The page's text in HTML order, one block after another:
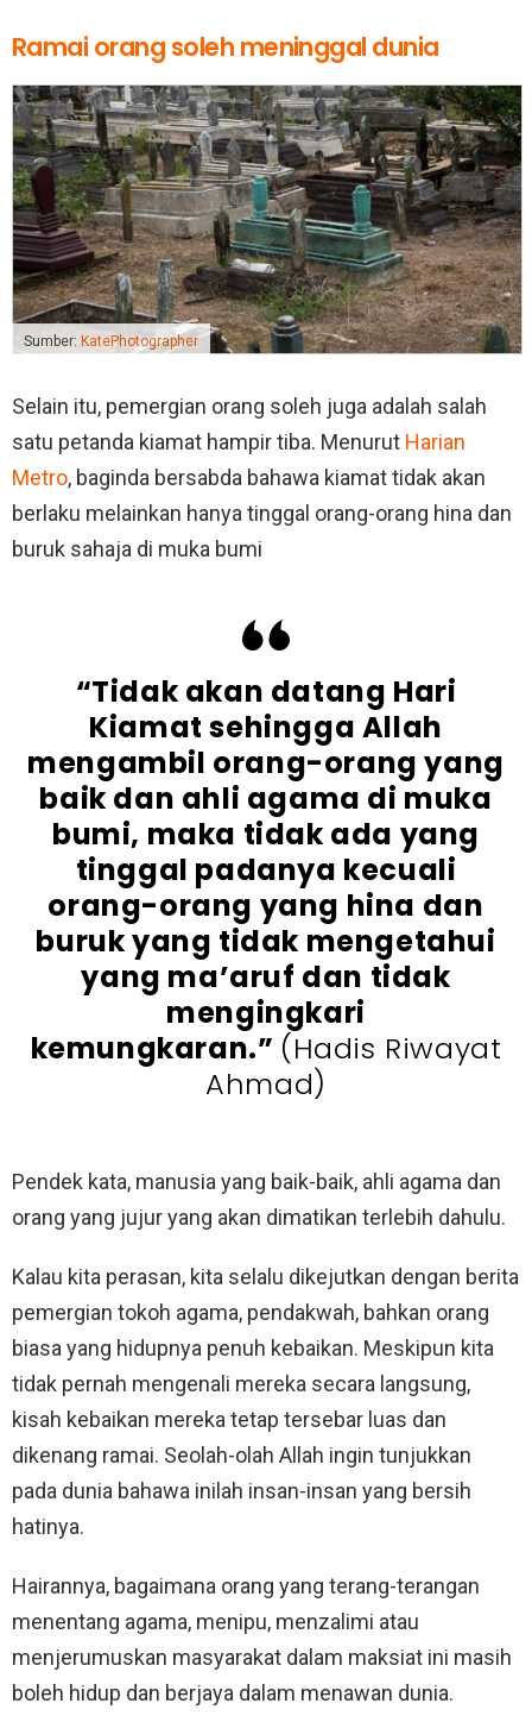
Ramai orang soleh meninggal dunia
Sumber: KatePhotographer
Selain itu, pemergian orang soleh juga adalah salah
satu petanda kiamat hampir tiba. Menurut Harian
Metro, baginda bersabda bahawa kiamat tidak akan
berlaku melainkan hanya tinggal orang-orang hina dan
buruk sahaja di muka bumi
“Tidak akan datang Hari
Kiamat sehingga Allah
mengambil orang-orang yang
baik dan ahli agama di muka
bumi, maka tidak ada yang
tinggal padanya kecuali
orang-orang yang hina dan
buruk yang tidak mengetahui
yang ma’aruf dan tidak
mengingkari
kemungkaran.” (Hadis Riwayat
Ahmad)
Pendek kata, manusia yang baik-baik, ahli agama dan
orang yang jujur yang akan dimatikan terlebih dahulu.
Kalau kita perasan, kita selalu dikejutkan dengan berita
pemergian tokoh agama, pendakwah, bahkan orang
biasa yang hidupnya penuh kebaikan. Meskipun kita
tidak pernah mengenali mereka secara langsung,
kisah kebaikan mereka tetap tersebar luas dan
dikenang ramai. Seolah-olah Allah ingin tunjukkan
pada dunia bahawa inilah insan-insan yang bersih
hatinya.
Hairannya, bagaimana orang yang terang-terangan
menentang agama, menipu, menzalimi atau
menjerumuskan masyarakat dalam maksiat ini masih
boleh hidup dan berjaya dalam menawan dunia.